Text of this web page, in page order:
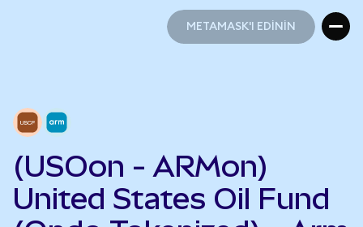
METAMASK'I EDİNİN
(USOon - ARMon)
United States Oil Fund